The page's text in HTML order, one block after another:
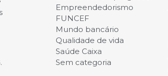
Empreendedorismo
FUNCEF
Mundo bancário
Qualidade de vida
Saúde Caixa
Sem categoria